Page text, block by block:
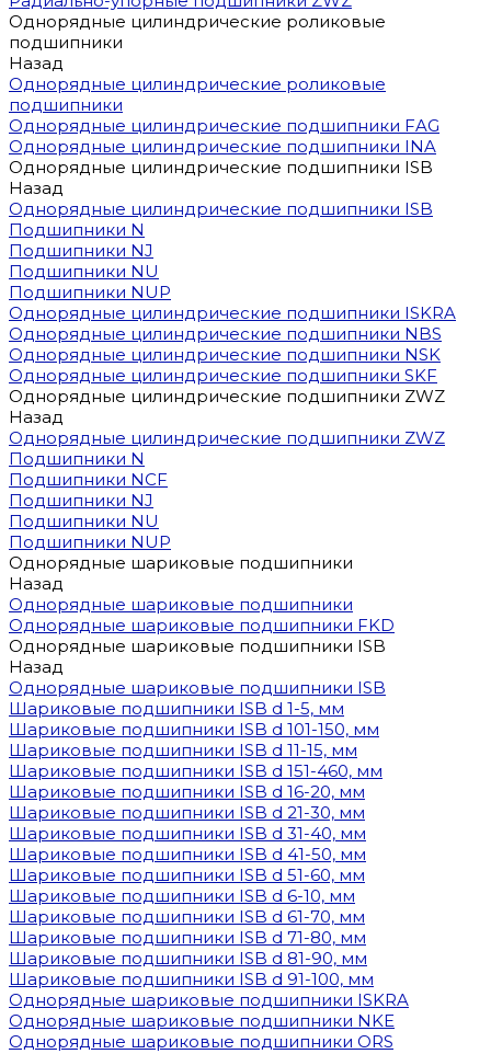
Однорядные цилиндрические роликовые
подшипники
Назад
Однорядные цилиндрические роликовые
подшипники
Однорядные цилиндрические подшипники FAG
Однорядные цилиндрические подшипники INA
Однорядные цилиндрические подшипники ISB
Назад
Однорядные цилиндрические подшипники ISB
Подшипники N
Подшипники NJ
Подшипники NU
Подшипники NUP
Однорядные цилиндрические подшипники ISKRA
Однорядные цилиндрические подшипники NBS
Однорядные цилиндрические подшипники NSK
Однорядные цилиндрические подшипники SKF
Однорядные цилиндрические подшипники ZWZ
Назад
Однорядные цилиндрические подшипники ZWZ
Подшипники N
Подшипники NCF
Подшипники NJ
Подшипники NU
Подшипники NUP
Однорядные шариковые подшипники
Назад
Однорядные шариковые подшипники
Однорядные шариковые подшипники FKD
Однорядные шариковые подшипники ISB
Назад
Однорядные шариковые подшипники ISB
Шариковые подшипники ISB d 1-5, мм
Шариковые подшипники ISB d 101-150, мм
Шариковые подшипники ISB d 11-15, мм
Шариковые подшипники ISB d 151-460, мм
Шариковые подшипники ISB d 16-20, мм
Шариковые подшипники ISB d 21-30, мм
Шариковые подшипники ISB d 31-40, мм
Шариковые подшипники ISB d 41-50, мм
Шариковые подшипники ISB d 51-60, мм
Шариковые подшипники ISB d 6-10, мм
Шариковые подшипники ISB d 61-70, мм
Шариковые подшипники ISB d 71-80, мм
Шариковые подшипники ISB d 81-90, мм
Шариковые подшипники ISB d 91-100, мм
Однорядные шариковые подшипники ISKRA
Однорядные шариковые подшипники NKE
Однорядные шариковые подшипники ORS